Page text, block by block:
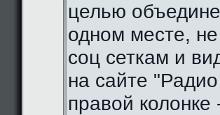
целью
одном месте,
соц сеткам и
на сайте
правой